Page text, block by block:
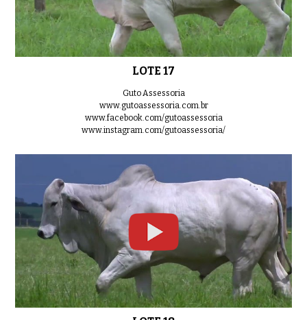
LOTE 17
Guto Assessoria
www.gutoassessoria.com.br
www.facebook.com/gutoassessoria
www.instagram.com/gutoassessoria/